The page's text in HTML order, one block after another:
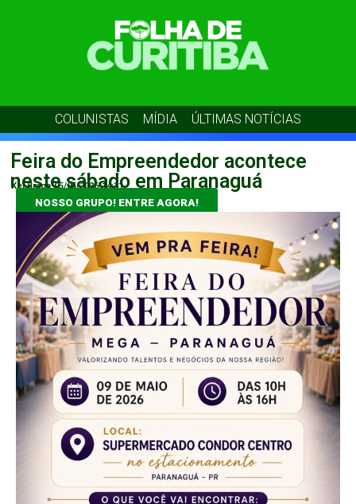
COLUNISTAS MÍDIA ÚLTIMAS NOTÍCIAS
Feira do Empreendedor acontece
neste sábado em Paranaguá
Kel Braga 05/05/2026 14:31
NOSSO GRUPO! ENTRE AGORA!